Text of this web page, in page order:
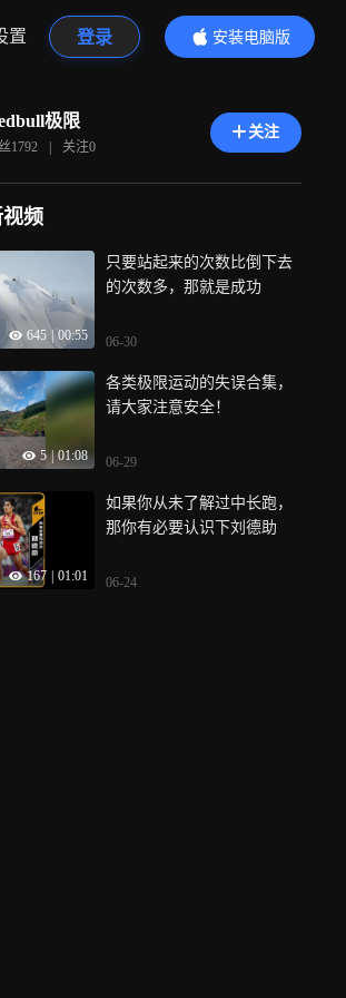
置 登录
安装电脑版
内容更精彩
极限
1792 | 关注0
关注
频
645 00:55
只要站起来的次数比倒下去
的次数多，那就是成功
06-30
5 | 01:08
各类极限运动的失误合集，
请大家注意安全！
06-29
167 01:01
如果你从未了解过中长跑，
那你有必要认识下刘德助
06-24